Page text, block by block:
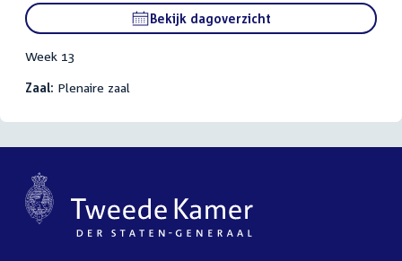
Bekijk dagoverzicht
Week 13
Zaal: Plenaire zaal